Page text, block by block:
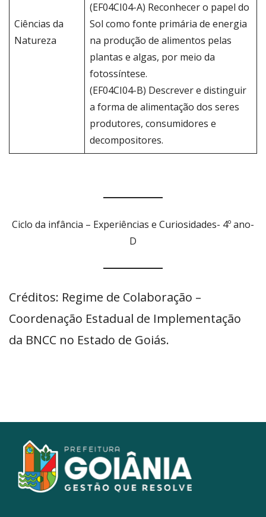
Ciências da
Natureza
(EF04CI04-A) Reconhecer o papel do
Sol como fonte primária de energia
na produção de alimentos pelas
plantas e algas, por meio da
fotossíntese.
(EF04CI04-B) Descrever e distinguir
a forma de alimentação dos seres
produtores, consumidores e
decompositores.
Ciclo da infância – Experiências e Curiosidades- 4º ano-
D
Créditos: Regime de Colaboração –
Coordenação Estadual de Implementação
da BNCC no Estado de Goiás.